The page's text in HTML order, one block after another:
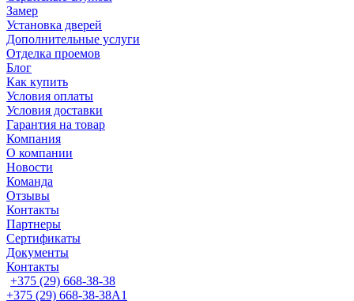
Замер
Установка дверей
Дополнительные услуги
Отделка проемов
Блог
Как купить
Условия оплаты
Условия доставки
Гарантия на товар
Компания
О компании
Новости
Команда
Отзывы
Контакты
Партнеры
Сертификаты
Документы
Контакты
+375 (29) 668-38-38
+375 (29) 668-38-38A1